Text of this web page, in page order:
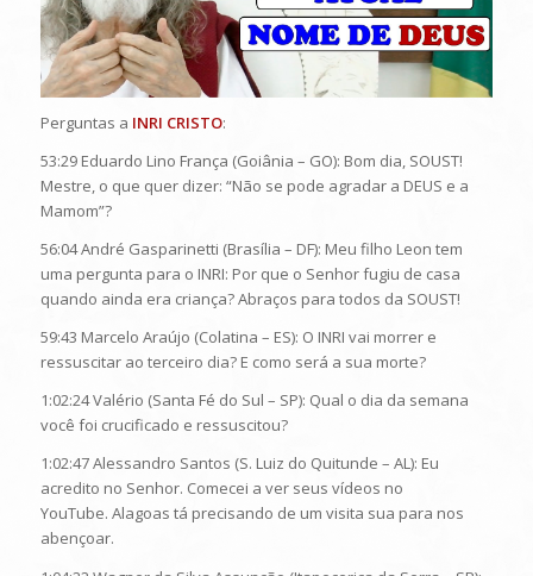
Perguntas a INRI CRISTO:
53:29 Eduardo Lino França (Goiânia – GO): Bom dia, SOUST!
Mestre, o que quer dizer: “Não se pode agradar a DEUS e a
Mamom”?
56:04 André Gasparinetti (Brasília – DF): Meu filho Leon tem
uma pergunta para o INRI: Por que o Senhor fugiu de casa
quando ainda era criança? Abraços para todos da SOUST!
59:43 Marcelo Araújo (Colatina – ES): O INRI vai morrer e
ressuscitar ao terceiro dia? E como será a sua morte?
1:02:24 Valério (Santa Fé do Sul – SP): Qual o dia da semana
você foi crucificado e ressuscitou?
1:02:47 Alessandro Santos (S. Luiz do Quitunde – AL): Eu
acredito no Senhor. Comecei a ver seus vídeos no
YouTube. Alagoas tá precisando de um visita sua para nos
abençoar.